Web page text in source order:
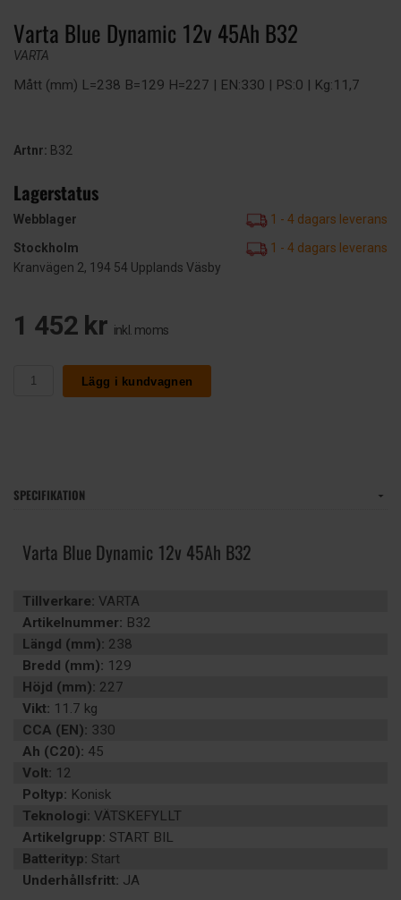
Varta Blue Dynamic 12v 45Ah B32
VARTA
Mått (mm) L=238 B=129 H=227 | EN:330 | PS:0 | Kg:11,7
Artnr: B32
Lagerstatus
Webblager
1 - 4 dagars leverans
Stockholm
1 - 4 dagars leverans
Kranvägen 2, 194 54 Upplands Väsby
1 452 kr inkl. moms
Lägg i kundvagnen
SPECIFIKATION
Varta Blue Dynamic 12v 45Ah B32
Tillverkare: VARTA
Artikelnummer: B32
Längd (mm): 238
Bredd (mm): 129
Höjd (mm): 227
Vikt: 11.7 kg
CCA (EN): 330
Ah (C20): 45
Volt: 12
Poltyp: Konisk
Teknologi: VÄTSKEFYLLT
Artikelgrupp: START BIL
Batterityp: Start
Underhållsfritt: JA